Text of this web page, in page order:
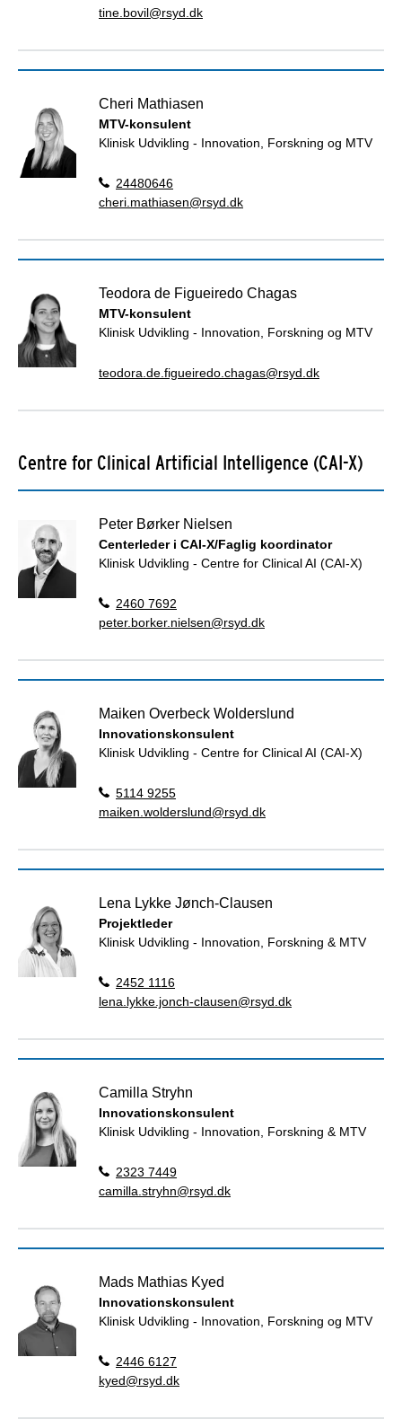
tine.bovil@rsyd.dk
Cheri Mathiasen
MTV-konsulent
Klinisk Udvikling - Innovation, Forskning og MTV
24480646
cheri.mathiasen@rsyd.dk
Teodora de Figueiredo Chagas
MTV-konsulent
Klinisk Udvikling - Innovation, Forskning og MTV
teodora.de.figueiredo.chagas@rsyd.dk
Centre for Clinical Artificial Intelligence (CAI-X)
Peter Børker Nielsen
Centerleder i CAI-X/Faglig koordinator
Klinisk Udvikling - Centre for Clinical AI (CAI-X)
2460 7692
peter.borker.nielsen@rsyd.dk
Maiken Overbeck Wolderslund
Innovationskonsulent
Klinisk Udvikling - Centre for Clinical AI (CAI-X)
5114 9255
maiken.wolderslund@rsyd.dk
Lena Lykke Jønch-Clausen
Projektleder
Klinisk Udvikling - Innovation, Forskning & MTV
2452 1116
lena.lykke.jonch-clausen@rsyd.dk
Camilla Stryhn
Innovationskonsulent
Klinisk Udvikling - Innovation, Forskning & MTV
2323 7449
camilla.stryhn@rsyd.dk
Mads Mathias Kyed
Innovationskonsulent
Klinisk Udvikling - Innovation, Forskning og MTV
2446 6127
kyed@rsyd.dk